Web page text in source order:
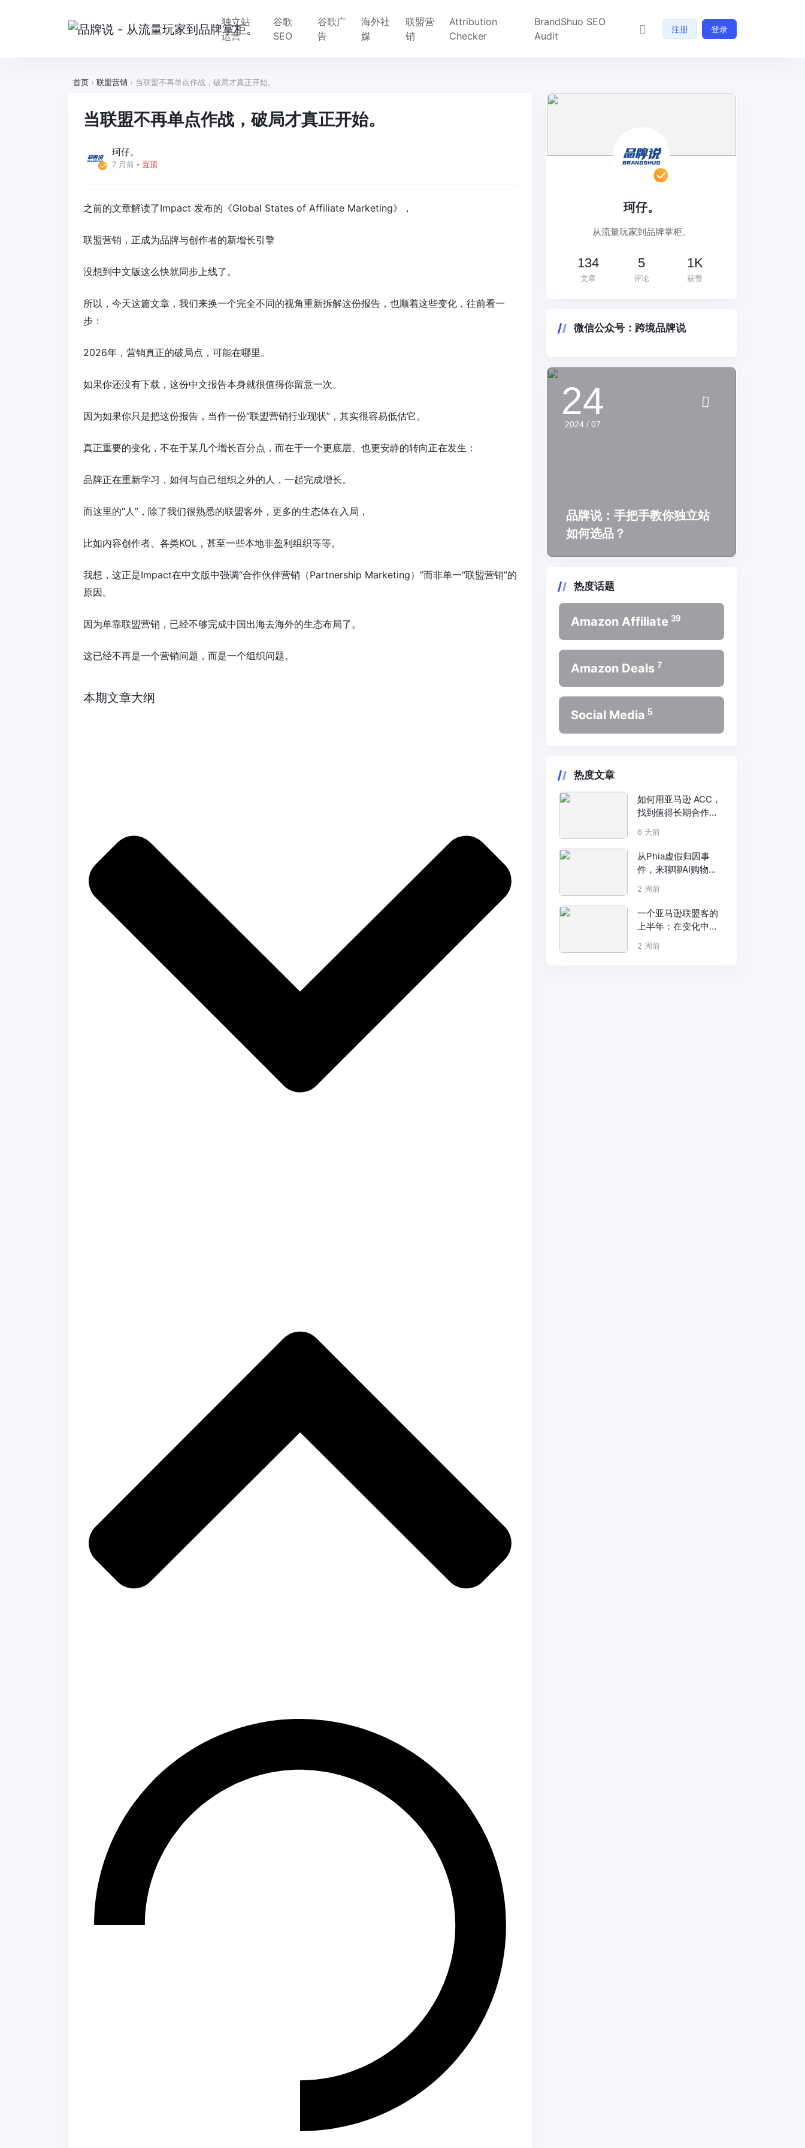
独立站
运营
谷歌
SEO
谷歌广
告
海外社
媒
联盟营
销
Attribution
Checker
BrandShuo SEO
Audit
注册 登录
首页 › 联盟营销 › 当联盟不再单点作战，破局才真正开始。
当联盟不再单点作战，破局才真正开始。
珂仔。
7 月前 ⦁ 置顶
之前的文章解读了Impact 发布的《Global States of Affiliate Marketing》，
联盟营销，正成为品牌与创作者的新增长引擎
没想到中文版这么快就同步上线了。
所以，今天这篇文章，我们来换一个完全不同的视角重新拆解这份报告，也顺着这些变化，往前看一
步：
2026年，营销真正的破局点，可能在哪里。
如果你还没有下载，这份中文报告本身就很值得你留意一次。
因为如果你只是把这份报告，当作一份“联盟营销行业现状”，其实很容易低估它。
真正重要的变化，不在于某几个增长百分点，而在于一个更底层、也更安静的转向正在发生：
品牌正在重新学习，如何与自己组织之外的人，一起完成增长。
而这里的“人”，除了我们很熟悉的联盟客外，更多的生态体在入局，
比如内容创作者、各类KOL，甚至一些本地非盈利组织等等。
我想，这正是Impact在中文版中强调“合作伙伴营销（Partnership Marketing）”而非单一“联盟营销”的
原因。
因为单靠联盟营销，已经不够完成中国出海去海外的生态布局了。
这已经不再是一个营销问题，而是一个组织问题。
本期文章大纲
珂仔。
从流量玩家到品牌掌柜。
134
文章
5
评论
1K
获赞
微信公众号：跨境品牌说
品牌说：手把手教你独立站
如何选品？
24
2024 / 07
热度话题
Amazon Affiliate 39
Amazon Deals 7
Social Media 5
热度文章
如何用亚马逊 ACC，
找到值得长期合作的
联盟客？
6 天前
从Phia虚假归因事
件，来聊聊AI购物助
手背后的联盟佣金争
议
2 周前
一个亚马逊联盟客的
上半年：在变化中突
围。
2 周前